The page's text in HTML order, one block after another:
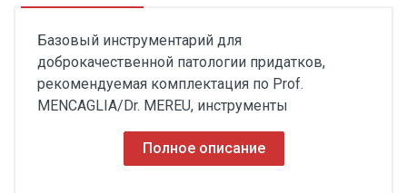
Базовый инструментарий для
доброкачественной патологии придатков,
рекомендуемая комплектация по Prof.
MENCAGLIA/Dr. MEREU, инструменты
Полное описание